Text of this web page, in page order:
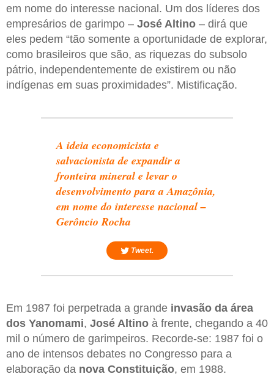
em nome do interesse nacional. Um dos líderes dos
empresários de garimpo – José Altino – dirá que
eles pedem “tão somente a oportunidade de explorar,
como brasileiros que são, as riquezas do subsolo
pátrio, independentemente de existirem ou não
indígenas em suas proximidades”. Mistificação.
A ideia economicista e
salvacionista de expandir a
fronteira mineral e levar o
desenvolvimento para a Amazônia,
em nome do interesse nacional –
Gerôncio Rocha
Tweet.
Em 1987 foi perpetrada a grande invasão da área
dos Yanomami, José Altino à frente, chegando a 40
mil o número de garimpeiros. Recorde-se: 1987 foi o
ano de intensos debates no Congresso para a
elaboração da nova Constituição, em 1988.